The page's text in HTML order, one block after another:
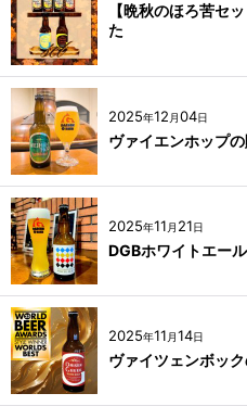
【晩秋のほろ苦セ
た
2025年12 月04日
ヴァイエンホップ
2025年11 月 21日
DGBホワイトエー
2025年11 月14日
ヴァイツェンボッ